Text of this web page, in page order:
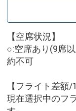
【空席状況】
○:空席あり(9席
約不可
【フライト差額/
現在選択中のフ